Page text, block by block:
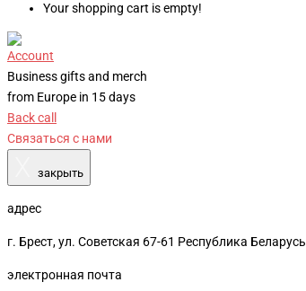
Your shopping cart is empty!
Account
Business gifts and merch
from Europe in 15 days
Back call
Связаться с нами
закрыть
адрес
г. Брест, ул. Советская 67-61 Республика Беларусь
электронная почта